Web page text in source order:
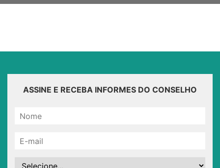
ASSINE E RECEBA INFORMES DO CONSELHO